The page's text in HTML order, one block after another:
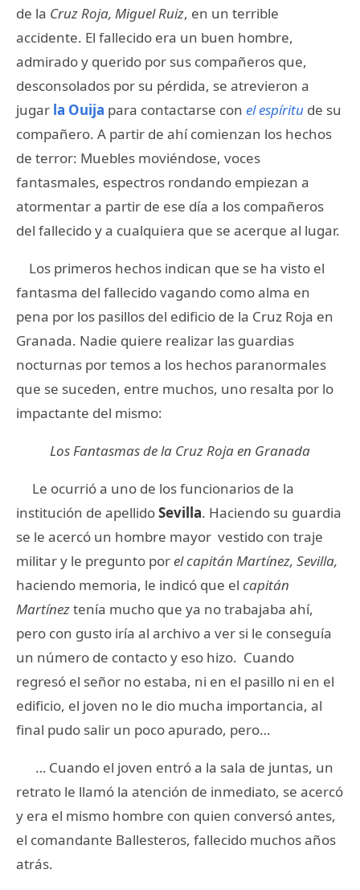
de la Cruz Roja, Miguel Ruiz, en un terrible
accidente. El fallecido era un buen hombre,
admirado y querido por sus compañeros que,
desconsolados por su pérdida, se atrevieron a
jugar la Ouija para contactarse con el espíritu de su
compañero. A partir de ahí comienzan los hechos
de terror: Muebles moviéndose, voces
fantasmales, espectros rondando empiezan a
atormentar a partir de ese día a los compañeros
del fallecido y a cualquiera que se acerque al lugar.
Los primeros hechos indican que se ha visto el
fantasma del fallecido vagando como alma en
pena por los pasillos del edificio de la Cruz Roja en
Granada. Nadie quiere realizar las guardias
nocturnas por temos a los hechos paranormales
que se suceden, entre muchos, uno resalta por lo
impactante del mismo:
Los Fantasmas de la Cruz Roja en Granada
Le ocurrió a uno de los funcionarios de la
institución de apellidoSevilla. Haciendo su guardia
se le acercó un hombre mayor vestido con traje
militar y le pregunto porel capitán Martínez, Sevilla,
haciendo memoria, le indicó que el capitán
Martíneztenía mucho que ya no trabajaba ahí,
pero con gusto iría al archivo a ver si le conseguía
un número de contacto y eso hizo. Cuando
regresó el señor no estaba, ni en el pasillo ni en el
edificio, el joven no le dio mucha importancia, al
final pudo salir un poco apurado, pero…
… Cuando el joven entró a la sala de juntas, un
retrato le llamó la atención de inmediato, se acercó
y era el mismo hombre con quien conversó antes,
el comandante Ballesteros, fallecido muchos años
atrás.